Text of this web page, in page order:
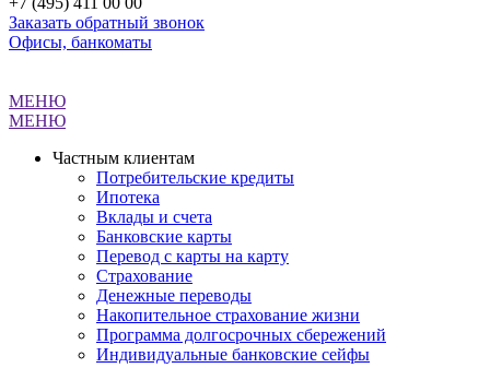
Заказать обратный звонок
Офисы, банкоматы
МЕНЮ
МЕНЮ
Частным клиентам
Потребительские кредиты
Ипотека
Вклады и счета
Банковские карты
Перевод с карты на карту
Страхование
Денежные переводы
Накопительное страхование жизни
Программа долгосрочных сбережений
Индивидуальные банковские сейфы